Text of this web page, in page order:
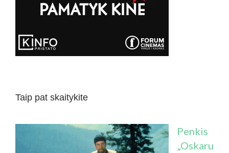
Taip pat skaitykite
Penkis
„Oskaru